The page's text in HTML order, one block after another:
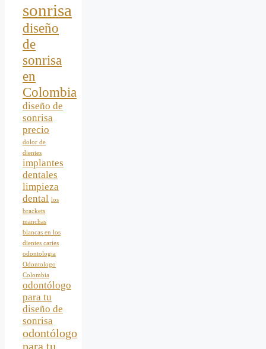
sonrisa
diseño
de
sonrisa
en
Colombia
diseño de
sonrisa
precio
dolor de
dientes
implantes
dentales
limpieza
dental los
brackets
manchas
blancas en los
dientes caries
odontologia
Odontologo
Colombia
odontólogo
para tu
diseño de
sonrisa
odontólogo